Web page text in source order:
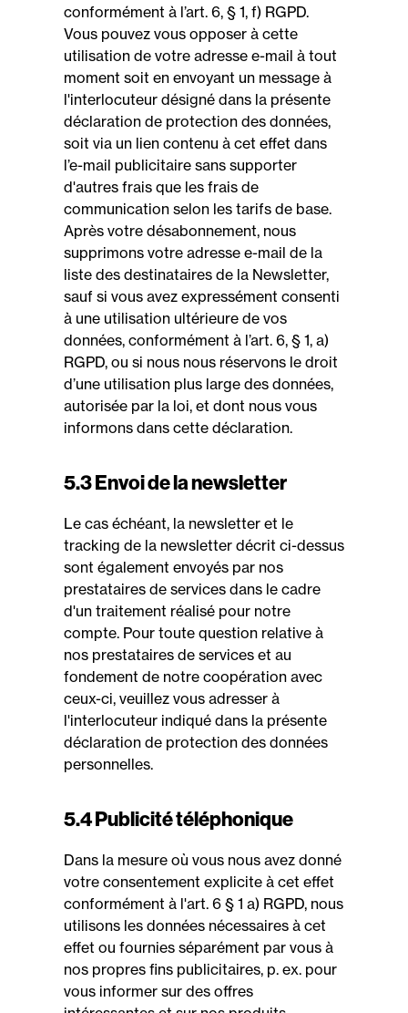
conformément à l’art. 6, § 1, f) RGPD.
Vous pouvez vous opposer à cette
utilisation de votre adresse e-mail à tout
moment soit en envoyant un message à
l'interlocuteur désigné dans la présente
déclaration de protection des données,
soit via un lien contenu à cet effet dans
l’e-mail publicitaire sans supporter
d'autres frais que les frais de
communication selon les tarifs de base.
Après votre désabonnement, nous
supprimons votre adresse e-mail de la
liste des destinataires de la Newsletter,
sauf si vous avez expressément consenti
à une utilisation ultérieure de vos
données, conformément à l’art. 6, § 1, a)
RGPD, ou si nous nous réservons le droit
d’une utilisation plus large des données,
autorisée par la loi, et dont nous vous
informons dans cette déclaration.
5.3 Envoi de la newsletter
Le cas échéant, la newsletter et le
tracking de la newsletter décrit ci-dessus
sont également envoyés par nos
prestataires de services dans le cadre
d'un traitement réalisé pour notre
compte. Pour toute question relative à
nos prestataires de services et au
fondement de notre coopération avec
ceux-ci, veuillez vous adresser à
l'interlocuteur indiqué dans la présente
déclaration de protection des données
personnelles.
5.4 Publicité téléphonique
Dans la mesure où vous nous avez donné
votre consentement explicite à cet effet
conformément à l'art. 6 § 1 a) RGPD, nous
utilisons les données nécessaires à cet
effet ou fournies séparément par vous à
nos propres fins publicitaires, p. ex. pour
vous informer sur des offres